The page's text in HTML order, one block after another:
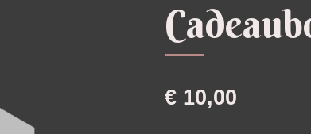
€ 10,00